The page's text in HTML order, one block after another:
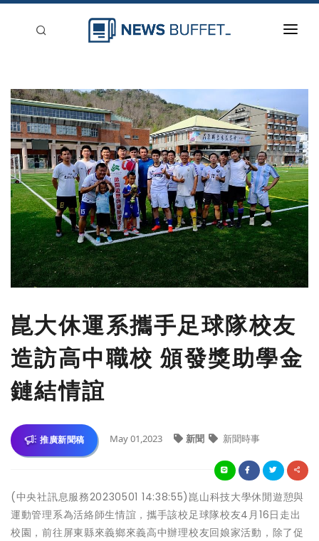
新聞稿分類
登入
刊登
崑大休運系攜手足球隊校友
造訪高中職校 頒發獎助學金
鏈結情誼
推廣新聞稿 May 01,2023 新聞 新聞時事
(中央社訊息服務20230501 14:38:55)崑山科技大學休閒遊憩與
運動管理系為活絡師生情誼，攜手該校足球隊校友4月16日走出
校園，前往屏東縣來義鄉來義高中辦理校友回娘家活動，除了促